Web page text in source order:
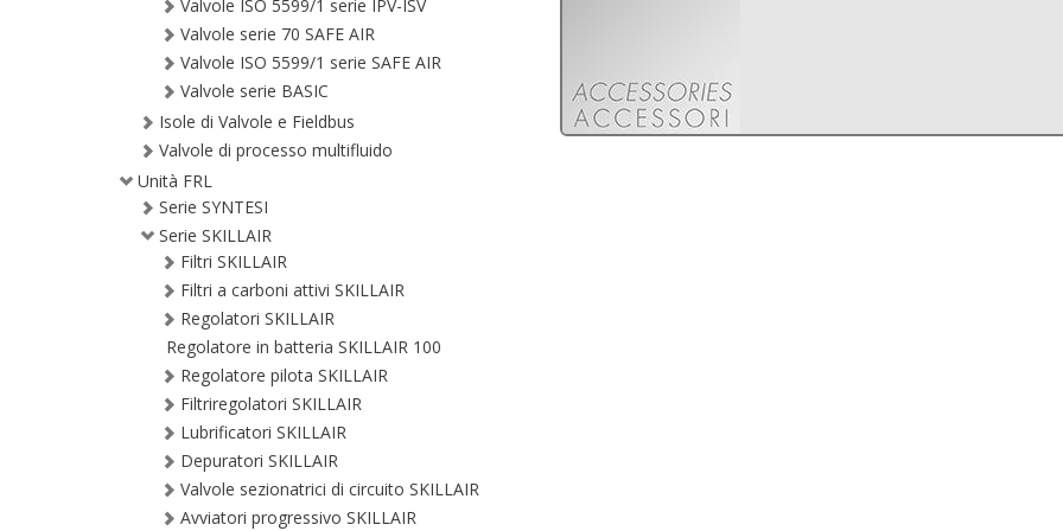
Valvole ISO 5599/1 serie IPV-ISV
Valvole serie 70 SAFE AIR
Valvole ISO 5599/1 serie SAFE AIR
Valvole serie BASIC
Isole di Valvole e Fieldbus
Valvole di processo multifluido
Unità FRL
Serie SYNTESI
Serie SKILLAIR
Filtri SKILLAIR
Filtri a carboni attivi SKILLAIR
Regolatori SKILLAIR
Regolatore in batteria SKILLAIR 100
Regolatore pilota SKILLAIR
Filtriregolatori SKILLAIR
Lubrificatori SKILLAIR
Depuratori SKILLAIR
Valvole sezionatrici di circuito SKILLAIR
Avviatori progressivo SKILLAIR